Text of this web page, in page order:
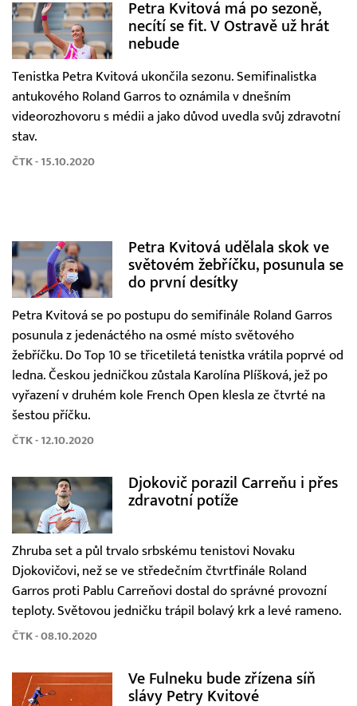
Petra Kvitová má po sezoně,
necítí se fit. V Ostravě už hrát
nebude
Tenistka Petra Kvitová ukončila sezonu. Semifinalistka
antukového Roland Garros to oznámila v dnešním
videorozhovoru s médii a jako důvod uvedla svůj zdravotní
stav.
ČTK - 15.10.2020
Petra Kvitová udělala skok ve
světovém žebříčku, posunula se
do první desítky
Petra Kvitová se po postupu do semifinále Roland Garros
posunula z jedenáctého na osmé místo světového
žebříčku. Do Top 10 se třicetiletá tenistka vrátila poprvé od
ledna. Českou jedničkou zůstala Karolína Plíšková, jež po
vyřazení v druhém kole French Open klesla ze čtvrté na
šestou příčku.
ČTK - 12.10.2020
Djokovič porazil Carreňu i přes
zdravotní potíže
Zhruba set a půl trvalo srbskému tenistovi Novaku
Djokovičovi, než se ve středečním čtvrtfinále Roland
Garros proti Pablu Carreňovi dostal do správné provozní
teploty. Světovou jedničku trápil bolavý krk a levé rameno.
ČTK - 08.10.2020
Ve Fulneku bude zřízena síň
slávy Petry Kvitové